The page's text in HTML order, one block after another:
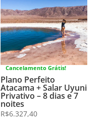
Cancelamento Grátis!
Plano Perfeito
Atacama + Salar Uyuni
Privativo – 8 dias e 7
noites
R$6.327,40